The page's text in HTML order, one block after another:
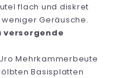
flach und diskret
Geräusche.
versorgende
Mehrkammerbeute
Basisplatten